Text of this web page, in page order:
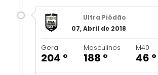
Ultra Piódão
07, Abril de 2018
Geral
204 º
Masculinos
188 º
M40
46 º